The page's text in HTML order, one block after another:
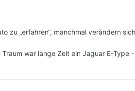
zu „erfahren“, manchmal verändern
war lange Zeit ein Jaguar E-Type